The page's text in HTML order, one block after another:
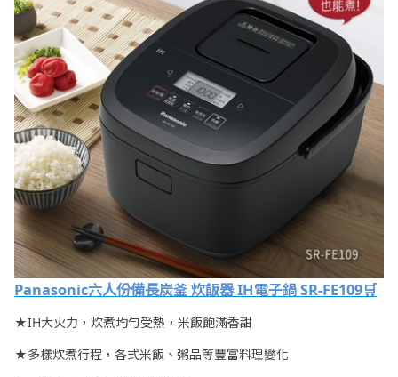
Panasonic六人份備長炭釜 炊飯器 IH電子鍋 SR-FE109🛒
★IH大火力，炊煮均勻受熱，米飯飽滿香甜
★多樣炊煮行程，各式米飯、粥品等豐富料理變化